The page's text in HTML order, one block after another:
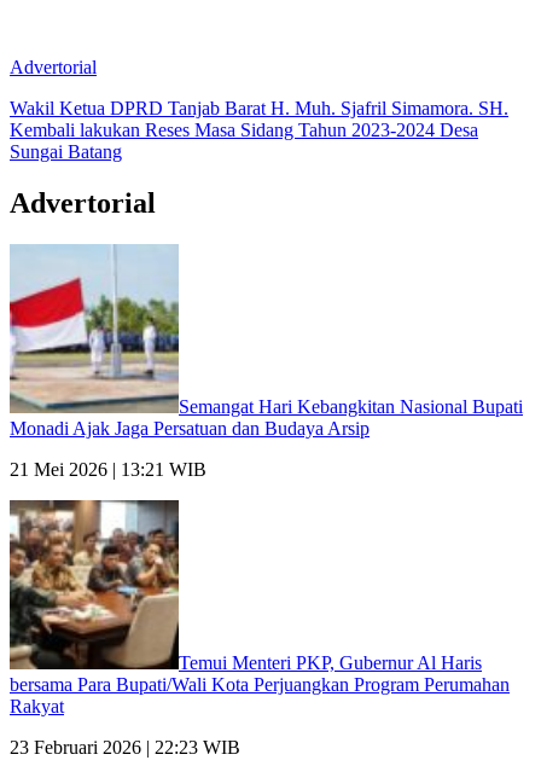
Advertorial
Wakil Ketua DPRD Tanjab Barat H. Muh. Sjafril Simamora. SH.
Kembali lakukan Reses Masa Sidang Tahun 2023-2024 Desa
Sungai Batang
Advertorial
Semangat Hari Kebangkitan Nasional Bupati
Monadi Ajak Jaga Persatuan dan Budaya Arsip
21 Mei 2026 | 13:21 WIB
Temui Menteri PKP, Gubernur Al Haris
bersama Para Bupati/Wali Kota Perjuangkan Program Perumahan
Rakyat
23 Februari 2026 | 22:23 WIB